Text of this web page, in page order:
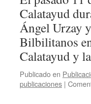
de
anatomía
de
una
encrucijada
Calatayud
Ángel Urzay
Bilbilitanos
Calatayud y
Publicado en
publicaciones |